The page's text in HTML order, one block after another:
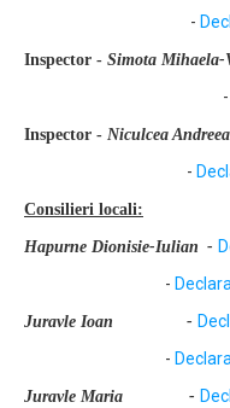
-
Inspector - Simota Mihaela-
-
Inspector - Niculcea Andreea
-
Consilieri locali:
Hapurne Dionisie-Iulian -
-
Juravle Ioan -
-
Juravle Maria -